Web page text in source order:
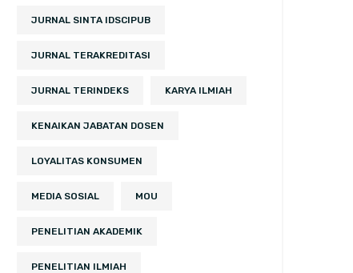
JURNAL SINTA IDSCIPUB
JURNAL TERAKREDITASI
JURNAL TERINDEKS KARYA ILMIAH
KENAIKAN JABATAN DOSEN
LOYALITAS KONSUMEN
MEDIA SOSIAL MOU
PENELITIAN AKADEMIK
PENELITIAN ILMIAH